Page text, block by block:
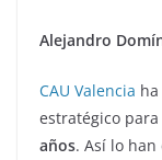
Alejandro
CAU Valencia
estratégico
años. Así lo